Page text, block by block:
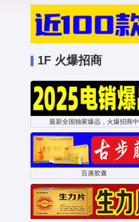
1F 火爆招商
最新全国独家爆品，火爆招商中
百康胶囊